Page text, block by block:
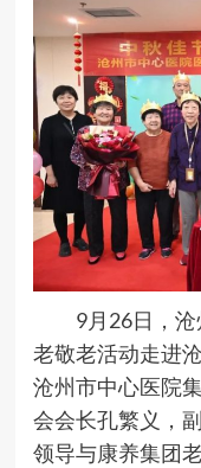
9月26日，
老敬老活动走进
沧州市中心医院
会会长孔繁义，
领导与康养集团